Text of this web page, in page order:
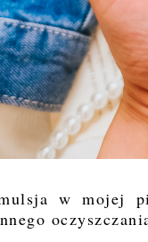
w mojej